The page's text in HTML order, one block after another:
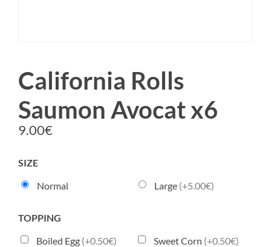
California Rolls
Saumon Avocat x6
9.00€
SIZE
Normal
Large (+5.00€)
TOPPING
Boiled Egg (+0.50€) Sweet Corn (+0.50€)